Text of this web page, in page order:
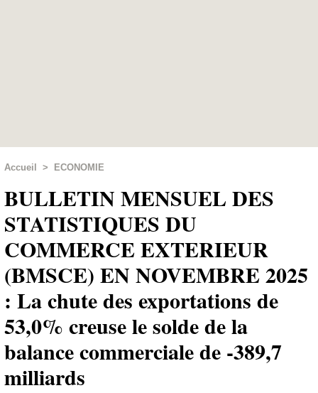
Accueil > ECONOMIE
BULLETIN MENSUEL DES
STATISTIQUES DU
COMMERCE EXTERIEUR
(BMSCE) EN NOVEMBRE 2025
: La chute des exportations de
53,0% creuse le solde de la
balance commerciale de -389,7
milliards